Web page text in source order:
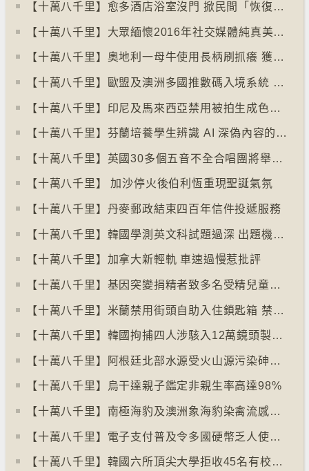
【十萬八千里】愈多酒店浴室沒門 掀民間「恢復浴室門」倡議運動
【十萬八千里】大眾緬懷2016年社交媒體純真美好體驗
【十萬八千里】奧地利一母牛使用長柄刷抓癢 獲科學家確定懂得使用工具
【十萬八千里】歐盟及澳洲多國推數碼入境系統 毋須護照蓋章
【十萬八千里】印尼及馬來西亞禁用被拍生成色情影像的人工智能平台Grok
【十萬八千里】芬蘭培養學生辨識 AI 深偽內容的能力
【十萬八千里】英國30多個五音不全合唱團將舉行十周年誌慶
【十萬八千里】 加沙停火後伯利恆重現聖誕氣氛
【十萬八千里】丹麥郵政結束四百年信件投遞服務
【十萬八千里】韓國學測英文科試題過深 出題機構院長引咎辭職
【十萬八千里】加拿大新輕軌 車速過慢惹批評
【十萬八千里】基因突變捐精者致多名受精兒童患癌
【十萬八千里】米蘭禁用街頭自助入住鎖匙箱 禁自助入住民宿
【十萬八千里】韓國拘捕四人涉駭入12萬鏡頭製色情內容
【十萬八千里】阿根廷北部水源受火山源污染砷含量超標
【十萬八千里】烏干達親子鑑定非親生率高達98%
【十萬八千里】南極海豹及澳洲象海豹染禽流感病毒恐擴散
【十萬八千里】電子支付普及令多國硬幣乏人使用甚至停產
【十萬八千里】韓國六所頂尖大學拒收45名有校園暴力紀錄者入學